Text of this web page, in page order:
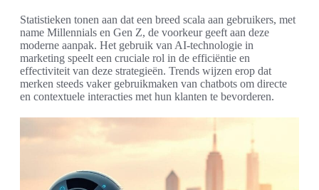
Statistieken tonen aan dat een breed scala aan gebruikers, met
name Millennials en Gen Z, de voorkeur geeft aan deze
moderne aanpak. Het gebruik van AI-technologie in
marketing speelt een cruciale rol in de efficiëntie en
effectiviteit van deze strategieën. Trends wijzen erop dat
merken steeds vaker gebruikmaken van chatbots om directe
en contextuele interacties met hun klanten te bevorderen.